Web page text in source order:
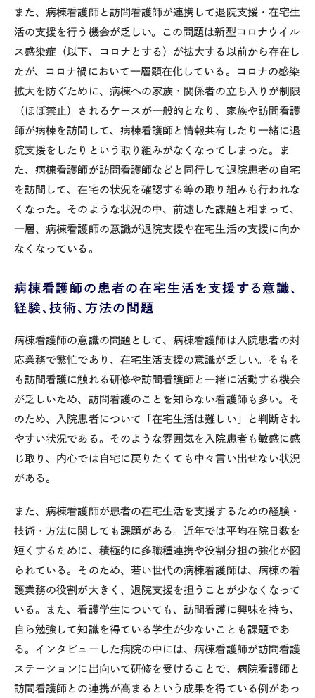
また、病棟看護師と訪問看護師が連携して退院支援・在宅生
活の支援を行う機会が乏しい。この問題は新型コロナウイル
ス感染症（以下、コロナとする）が拡大する以前から存在し
たが、コロナ禍において一層顕在化している。コロナの感染
拡大を防ぐために、病棟への家族・関係者の立ち入りが制限
（ほぼ禁止）されるケースが一般的となり、家族や訪問看護
師が病棟を訪問して、病棟看護師と情報共有したり一緒に退
院支援をしたりという取り組みがなくなってしまった。ま
た、病棟看護師が訪問看護師などと同行して退院患者の自宅
を訪問して、在宅の状況を確認する等の取り組みも行われな
くなった。そのような状況の中、前述した課題と相まって、
一層、病棟看護師の意識が退院支援や在宅生活の支援に向か
なくなっている。
病棟看護師の患者の在宅生活を支援する意識、
経験、技術、方法の問題
病棟看護師の意識の問題として、病棟看護師は入院患者の対
応業務で繁忙であり、在宅生活支援の意識が乏しい。そもそ
も訪問看護に触れる研修や訪問看護師と一緒に活動する機会
が乏しいため、訪問看護のことを知らない看護師も多い。そ
のため、入院患者について「在宅生活は難しい」と判断され
やすい状況である。そのような雰囲気を入院患者も敏感に感
じ取り、内心では自宅に戻りたくても中々言い出せない状況
がある。
また、病棟看護師が患者の在宅生活を支援するための経験・
技術・方法に関しても課題がある。近年では平均在院日数を
短くするために、積極的に多職種連携や役割分担の強化が図
られている。そのため、若い世代の病棟看護師は、病棟の看
護業務の役割が大きく、退院支援を担うことが少なくなって
いる。また、看護学生についても、訪問看護に興味を持ち、
自ら勉強して知識を得ている学生が少ないことも課題であ
る。インタビューした病院の中には、病棟看護師が訪問看護
ステーションに出向いて研修を受けることで、病院看護師と
訪問看護師との連携が高まるという成果を得ている例があっ